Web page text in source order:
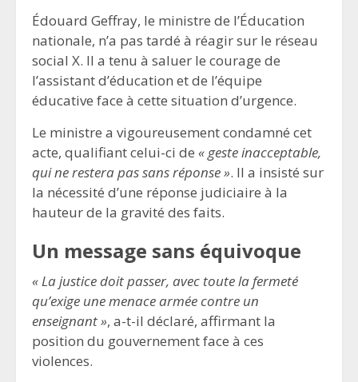
Édouard Geffray, le ministre de l’Éducation
nationale, n’a pas tardé à réagir sur le réseau
social X. Il a tenu à saluer le courage de
l’assistant d’éducation et de l’équipe
éducative face à cette situation d’urgence.
Le ministre a vigoureusement condamné cet
acte, qualifiant celui-ci de « geste inacceptable,
qui ne restera pas sans réponse ». Il a insisté sur
la nécessité d’une réponse judiciaire à la
hauteur de la gravité des faits.
Un message sans équivoque
« La justice doit passer, avec toute la fermeté
qu’exige une menace armée contre un
enseignant », a-t-il déclaré, affirmant la
position du gouvernement face à ces
violences.